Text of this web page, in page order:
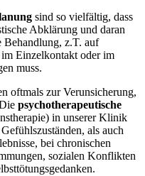
sind so vielfältig, dass
Abklärung und daran
Behandlung, z.T. auf
Einzelkontakt oder im
muss.
oftmals zur Verunsicherung,
psychotherapeutische
in unserer Klinik
als auch
bei chronischen
sozialen Konflikten